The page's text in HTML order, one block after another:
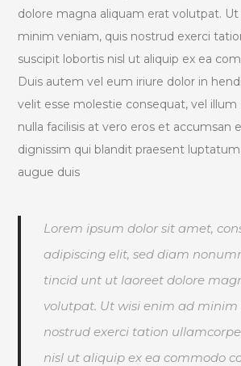
dolore magna aliquam erat volutpat. Ut
minim veniam, quis nostrud exerci
suscipit lobortis nisl ut aliquip ex ea
Duis autem vel eum iriure dolor in
velit esse molestie consequat, vel
nulla facilisis at vero eros et accumsan
dignissim qui blandit praesent
augue duis
Lorem ipsum dolor sit amet,
adipiscing elit, sed diam
tincid unt ut laoreet dolore
volutpat. Ut wisi enim ad minim
nostrud exerci tation
nisl ut aliquip ex ea commodo